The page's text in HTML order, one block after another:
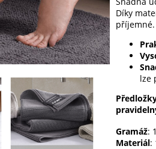
Díky
příjemné.
lze
Gramáž:
Materiál: